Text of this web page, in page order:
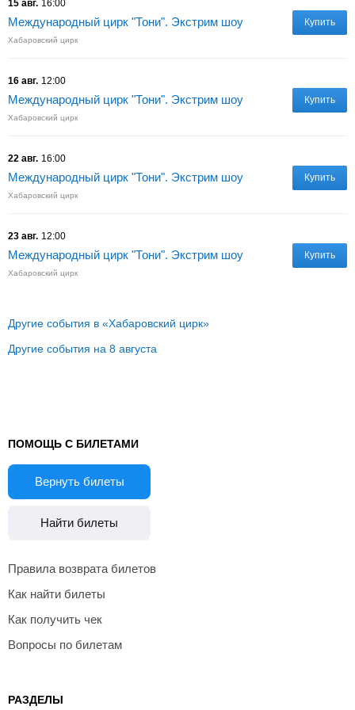
15 авг. 16:00
Международный цирк "Тони". Экстрим шоу
Хабаровский цирк
Купить
16 авг. 12:00
Международный цирк "Тони". Экстрим шоу
Хабаровский цирк
Купить
22 авг. 16:00
Международный цирк "Тони". Экстрим шоу
Хабаровский цирк
Купить
23 авг. 12:00
Международный цирк "Тони". Экстрим шоу
Хабаровский цирк
Купить
Другие события в «Хабаровский цирк»
Другие события на 8 августа
ПОМОЩЬ С БИЛЕТАМИ
Вернуть билеты
Найти билеты
Правила возврата билетов
Как найти билеты
Как получить чек
Вопросы по билетам
РАЗДЕЛЫ